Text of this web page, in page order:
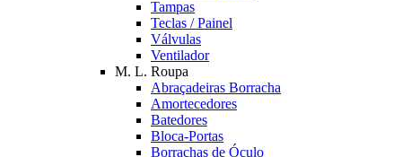
Tampas
Teclas / Painel
Válvulas
Ventilador
M. L. Roupa
Abraçadeiras Borracha
Amortecedores
Batedores
Bloca-Portas
Borrachas de Óculo